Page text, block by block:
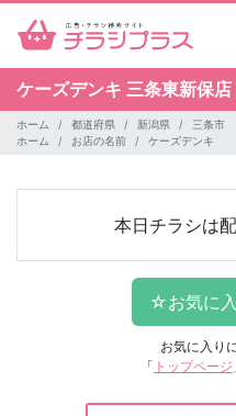
ケーズデンキ 三条東新保店
ホーム 都道府県 新潟県
三条市
ホーム
お店の名前 ケーズデンキ
本日チラシは
お気に入り
「 トップページ